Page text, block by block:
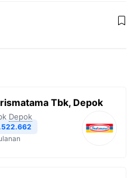
Tbk, Depok
Depok